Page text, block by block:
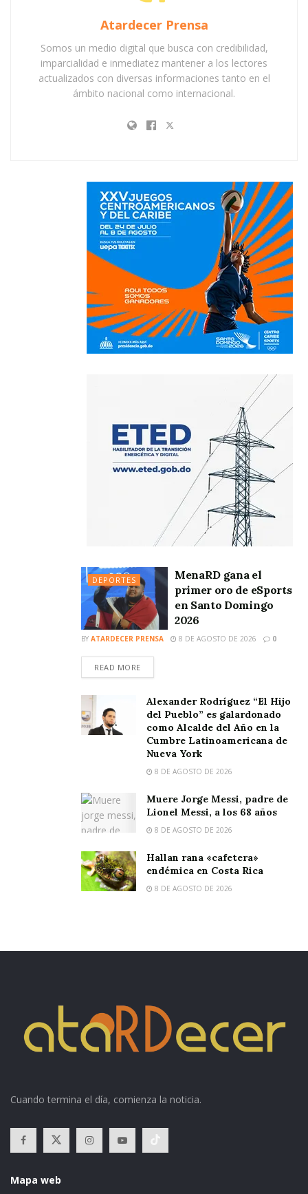
Atardecer Prensa
Somos un medio digital que busca con credibilidad,
imparcialidad e inmediatez mantener a los lectores
actualizados con diversas informaciones tanto en el
ámbito nacional como internacional.
DEPORTES
MenaRD gana el
primer oro de eSports
en Santo Domingo
2026
BY ATARDECER PRENSA 8 DE AGOSTO DE 2026 0
READ MORE
Alexander Rodríguez “El Hijo
del Pueblo” es galardonado
como Alcalde del Año en la
Cumbre Latinoamericana de
Nueva York
8 DE AGOSTO DE 2026
Muere Jorge Messi, padre de
Lionel Messi, a los 68 años
8 DE AGOSTO DE 2026
Hallan rana «cafetera»
endémica en Costa Rica
8 DE AGOSTO DE 2026
Cuando termina el día, comienza la noticia.
Mapa web